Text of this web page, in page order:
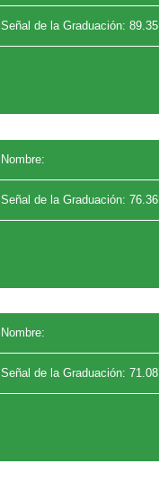
Señal de la Graduación: 89.35
Nombre:
Señal de la Graduación: 76.36
Nombre:
Señal de la Graduación: 71.08